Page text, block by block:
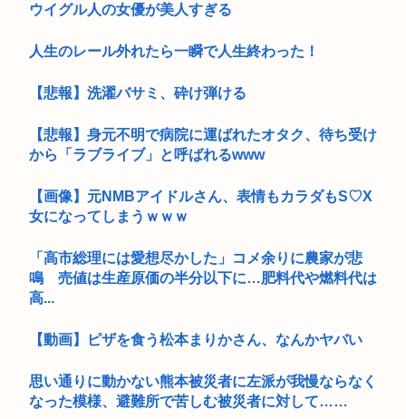
ウイグル人の女優が美人すぎる
人生のレール外れたら一瞬で人生終わった！
【悲報】洗濯バサミ、砕け弾ける
【悲報】身元不明で病院に運ばれたオタク、待ち受け
から「ラブライブ」と呼ばれるwww
【画像】元NMBアイドルさん、表情もカラダもS♡X
女になってしまうｗｗｗ
「高市総理には愛想尽かした」コメ余りに農家が悲
鳴 売値は生産原価の半分以下に…肥料代や燃料代は
高...
【動画】ピザを食う松本まりかさん、なんかヤバい
思い通りに動かない熊本被災者に左派が我慢ならなく
なった模様、避難所で苦しむ被災者に対して……